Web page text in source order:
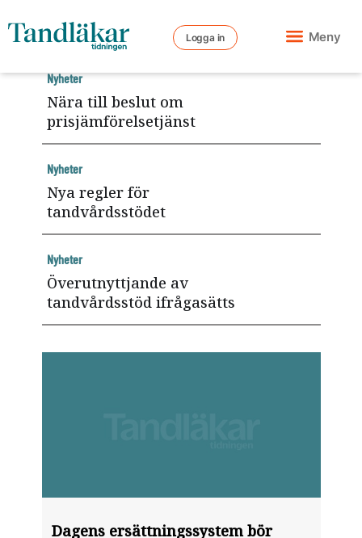
Logga in Meny
Dagens ersättningssystem bör
Nära till beslut om
prisjämförelsetjänst
Nyheter
Nya regler för
tandvårdsstödet
Nyheter
Överutnyttjande av
tandvårdsstöd ifrågasätts
Nyheter